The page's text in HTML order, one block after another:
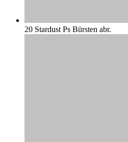
20 Stardust Ps Bürsten abr.